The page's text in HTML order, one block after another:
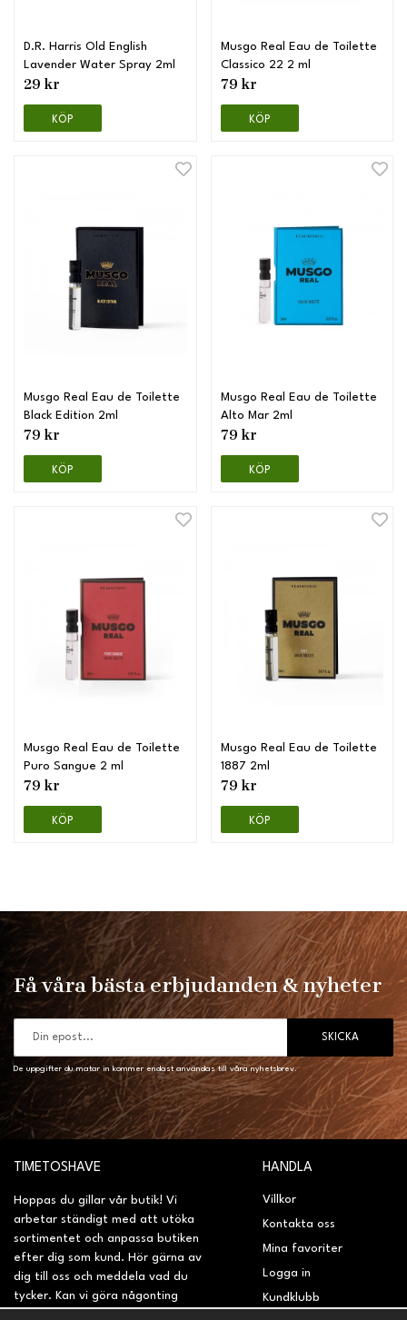
D.R. Harris Old English
Lavender Water Spray 2ml
29 kr
KÖP
Musgo Real Eau de Toilette
Classico 22 2 ml
79 kr
KÖP
Musgo Real Eau de Toilette
Black Edition 2ml
79 kr
KÖP
Musgo Real Eau de Toilette
Alto Mar 2ml
79 kr
KÖP
Musgo Real Eau de Toilette
Puro Sangue 2 ml
79 kr
KÖP
Musgo Real Eau de Toilette
1887 2ml
79 kr
KÖP
Få våra bästa erbjudanden & nyheter
SKICKA
De uppgifter du matar in kommer endast användas till våra nyhetsbrev.
TIMETOSHAVE
Hoppas du gillar vår butik! Vi
arbetar ständigt med att utöka
sortimentet och anpassa butiken
efter dig som kund. Hör gärna av
dig till oss och meddela vad du
tycker. Kan vi göra någonting
HANDLA
Villkor
Kontakta oss
Mina favoriter
Logga in
Kundklubb